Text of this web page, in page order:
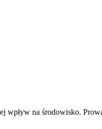
wpływ na środowisko.